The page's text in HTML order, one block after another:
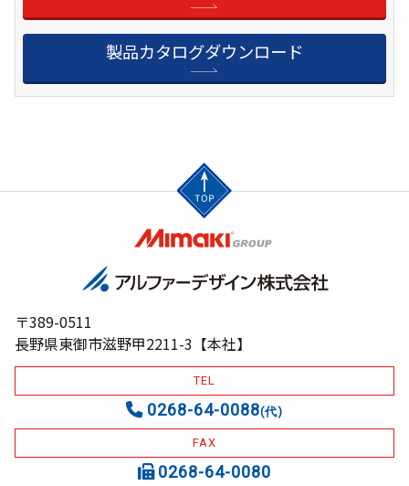
製品カタログダウンロード
〒389-0511
長野県東御市滋野甲2211-3【本社】
TEL
0268-64-0088(代)
FAX
0268-64-0080